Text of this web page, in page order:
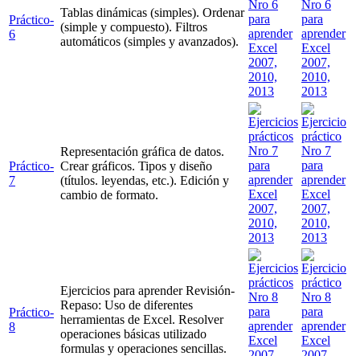
Práctico-
6
Tablas dinámicas (simples). Ordenar
(simple y compuesto). Filtros
automáticos (simples y avanzados).
Práctico-
7
Representación gráfica de datos.
Crear gráficos. Tipos y diseño
(títulos. leyendas, etc.). Edición y
cambio de formato.
Práctico-
8
Ejercicios para aprender Revisión-
Repaso: Uso de diferentes
herramientas de Excel. Resolver
operaciones básicas utilizado
formulas y operaciones sencillas.